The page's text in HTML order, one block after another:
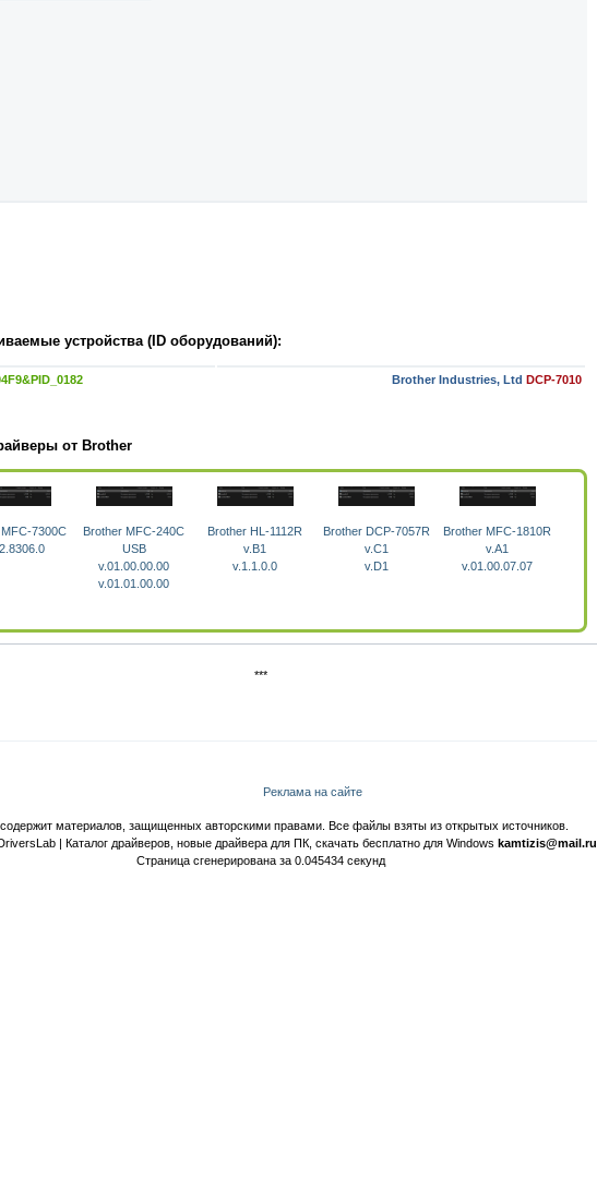
устройства (ID оборудований):
Brother Industries, Ltd DCP-7010
от Brother
7300C
Brother MFC-240C
USB
v.01.00.00.00
v.01.01.00.00
Brother HL-1112R
v.B1
v.1.1.0.0
Brother DCP-7057R
v.С1
v.D1
Brother MFC-1810R
v.A1
v.01.00.07.07
***
Реклама на сайте
материалов, защищенных авторскими правами. Все файлы взяты из открытых источников.
| Каталог драйверов, новые драйвера для ПК, скачать бесплатно для Windows kamtizis@mail.ru
Страница сгенерирована за 0.045434 секунд